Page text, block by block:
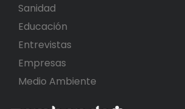
Sanidad
Educación
Entrevistas
Empresas
Medio Ambiente